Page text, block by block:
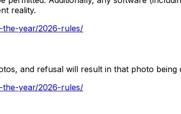
reality.
year/2026-rules/
and refusal will result in that photo being
year/2026-rules/